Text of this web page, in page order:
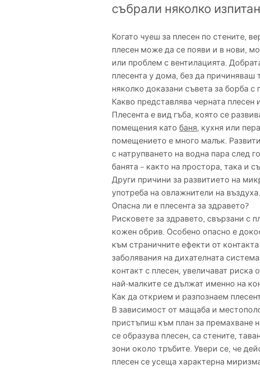
Аксесоари и мебели за баня
събрали няколко
Когато чуеш за плесен по стените,
плесен може да се появи и в нови,
или проблем с вентилацията.
плесента у дома, без да причиняваш
няколко доказани съвета за борба с
Какво представлява черната плесен
Плесента е вид гъба, която се
помещения като баня, кухня или
помещението е много малък.
с натрупването на водна пара след
банята – както на простора, така и
Други причини за развитието на
употреба на овлажнители на въздуха.
Опасна ли е плесента за здравето?
Рисковете за здравето, свързани с
кожен обрив. Особено опасно е
към страничните ефекти от
заболявания на дихателната
контакт с плесен, увеличават риска
най-малките се дължат именно на
Как да открием и разпознаем
В зависимост от мащаба и
пристъпиш към план за премахване
се образува плесен, са стените,
зони около тръбите. Увери се, че
плесен се усеща характерна